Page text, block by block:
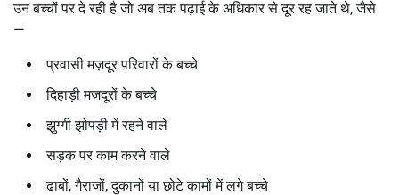
उन बच्चों पर दे रही है जो अब तक पढ़ाई के अधिकार से दूर रह जाते थे, जैसे
—
प्रवासी मज़दूर परिवारों के बच्चे
दिहाड़ी मजदूरों के बच्चे
झुग्गी-झोपड़ी में रहने वाले
सड़क पर काम करने वाले
ढाबों, गैराजों, दुकानों या छोटे कामों में लगे बच्चे